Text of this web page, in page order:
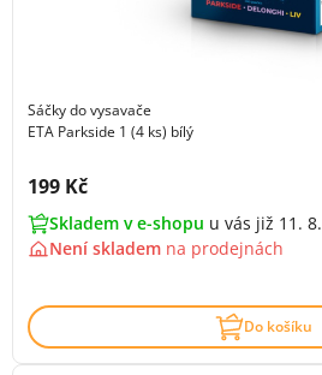
Sáčky do vysavače
ETA Parkside 1 (4 ks) bílý
Cena s DPH:
199 Kč
Skladem v e-shopu u vás již 11. 8.
Není skladem na prodejnách
Do košíku